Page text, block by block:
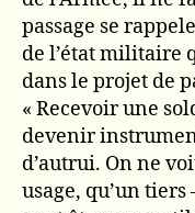
passage se
de l’état militaire
dans le projet de
« Recevoir une
devenir
d’autrui. On ne
usage, qu’un